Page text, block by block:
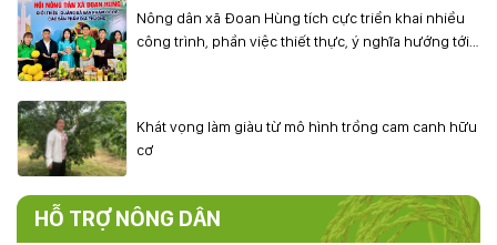
Nông dân xã Đoan Hùng tích cực triển khai nhiều
công trình, phần việc thiết thực, ý nghĩa hướng tới
Khát vọng làm giàu từ mô hình trồng cam canh hữu
cơ
HỖ TRỢ NÔNG DÂN